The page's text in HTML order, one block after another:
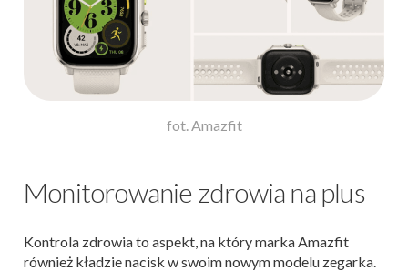
fot. Amazfit
Monitorowanie zdrowia na plus
Kontrola zdrowia to aspekt, na który marka Amazfit
również kładzie nacisk w swoim nowym modelu zegarka.